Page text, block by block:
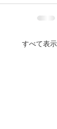
すべて表示